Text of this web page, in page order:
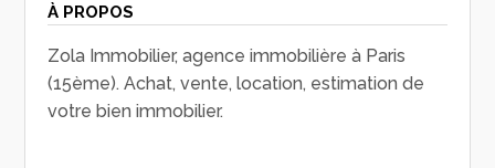
À PROPOS
Zola Immobilier, agence immobilière à Paris
(15ème). Achat, vente, location, estimation de
votre bien immobilier.